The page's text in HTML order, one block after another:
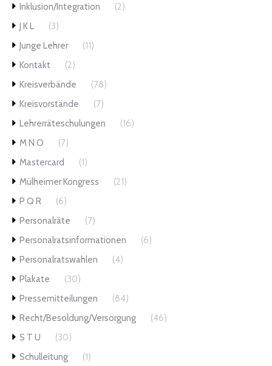
Inklusion/Integration
(2)
J K L
(3)
Junge Lehrer
(11)
Kontakt
(2)
Kreisverbände
(78)
Kreisvorstände
(7)
Lehrerräteschulungen
(16)
M N O
(7)
Mastercard
(1)
Mülheimer Kongress
(21)
P Q R
(6)
Personalräte
(7)
Personalratsinformationen
(6)
Personalratswahlen
(4)
Plakate
(30)
Pressemitteilungen
(84)
Recht/Besoldung/Versorgung
(46)
S T U
(30)
Schulleitung
(1)